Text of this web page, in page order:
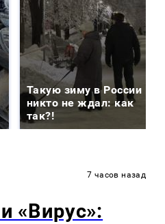
Такую зиму в России
никто не ждал: как
так?!
7 часов назад
«Вирус»: